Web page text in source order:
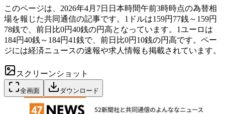
このページは、2026年4月7日日本時間午前3時時点の為替相
場を報じた共同通信の記事です。1ドルは159円77銭～159円
78銭で、前日比0円40銭の円高となっています。1ユーロは
184円40銭～184円41銭で、前日比0円10銭の円高です。ペー
ジには経済ニュースの速報や求人情報も掲載されています。
スクリーンショット
全画面 ダウンロード